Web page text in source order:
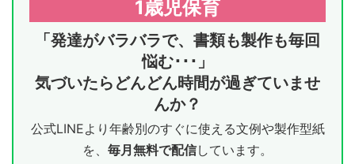
1歳児保育
「発達がバラバラで、書類も製作も毎回
悩む･･･」
気づいたらどんどん時間が過ぎていませ
んか？
公式LINEより年齢別のすぐに使える文例や製作型紙
を、 毎月無料で配信しています。